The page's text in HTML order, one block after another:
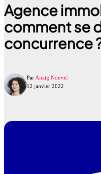
Agence
comment se
concurrence
Par Anaig Nouvel
12 janvier 2022